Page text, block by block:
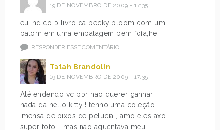
19 DE NOVEMBRO DE 2009 - 17:35
eu indico o livro da becky bloom com um
batom em uma embalagem bem fofa,he
RESPONDER ESSE COMENTÁRIO
Tatah Brandolin
19 DE NOVEMBRO DE 2009 - 17:35
Até endendo vc por nao querer ganhar
nada da hello kitty ! tenho uma coleção
imensa de bixos de pelucia , amo eles axo
super fofo .. mas nao aguentava meu